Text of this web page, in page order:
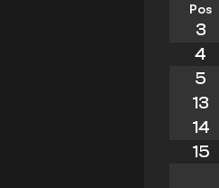
Pos
3
4
5
13
14
15